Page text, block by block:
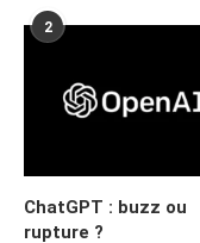
2
ChatGPT : buzz ou
rupture ?